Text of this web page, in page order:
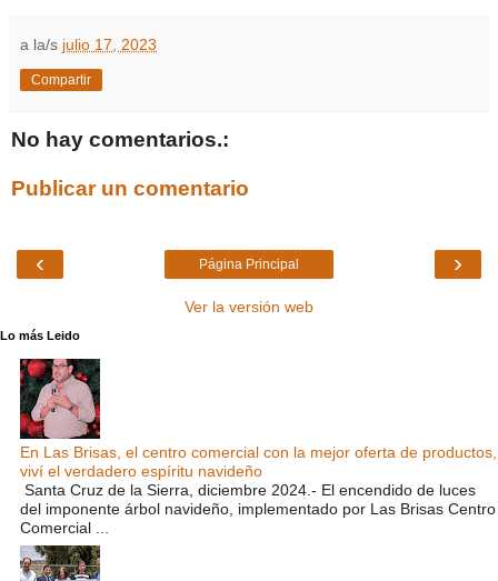
a la/s julio 17, 2023
Compartir
No hay comentarios.:
Publicar un comentario
‹ ›
Página Principal
Ver la versión web
Lo más Leido
En Las Brisas, el centro comercial con la mejor oferta de productos,
viví el verdadero espíritu navideño
Santa Cruz de la Sierra, diciembre 2024.- El encendido de luces
del imponente árbol navideño, implementado por Las Brisas Centro
Comercial ...